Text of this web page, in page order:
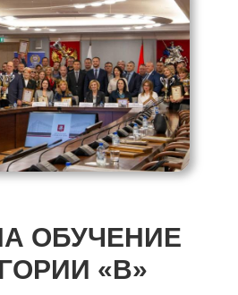
ОБУЧЕНИЕ
«В»